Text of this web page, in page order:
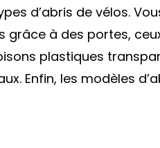
d’abris de vélos.
grâce à des portes,
plastiques
Enfin, les modèles